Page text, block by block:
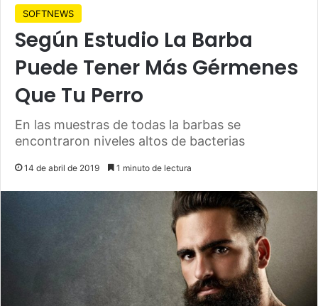
SOFTNEWS
Según Estudio La Barba
Puede Tener Más Gérmenes
Que Tu Perro
En las muestras de todas la barbas se
encontraron niveles altos de bacterias
14 de abril de 2019 1 minuto de lectura